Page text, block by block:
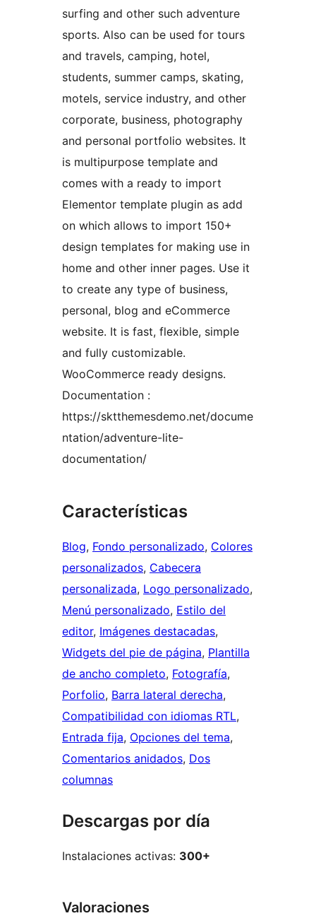
surfing and other such adventure
sports. Also can be used for tours
and travels, camping, hotel,
students, summer camps, skating,
motels, service industry, and other
corporate, business, photography
and personal portfolio websites. It
is multipurpose template and
comes with a ready to import
Elementor template plugin as add
on which allows to import 150+
design templates for making use in
home and other inner pages. Use it
to create any type of business,
personal, blog and eCommerce
website. It is fast, flexible, simple
and fully customizable.
WooCommerce ready designs.
Documentation :
https://sktthemesdemo.net/docume
ntation/adventure-lite-
documentation/
Características
Blog, Fondo personalizado, Colores
personalizados, Cabecera
personalizada, Logo personalizado
Menú personalizado, Estilo del
editor, Imágenes destacadas
Widgets del pie de página, Plantilla
de ancho completo, Fotografía
Porfolio, Barra lateral derecha
Compatibilidad con idiomas RTL
Entrada fija, Opciones del tema
Comentarios anidados, Dos
columnas
Descargas por día
Instalaciones activas: 300+
Valoraciones